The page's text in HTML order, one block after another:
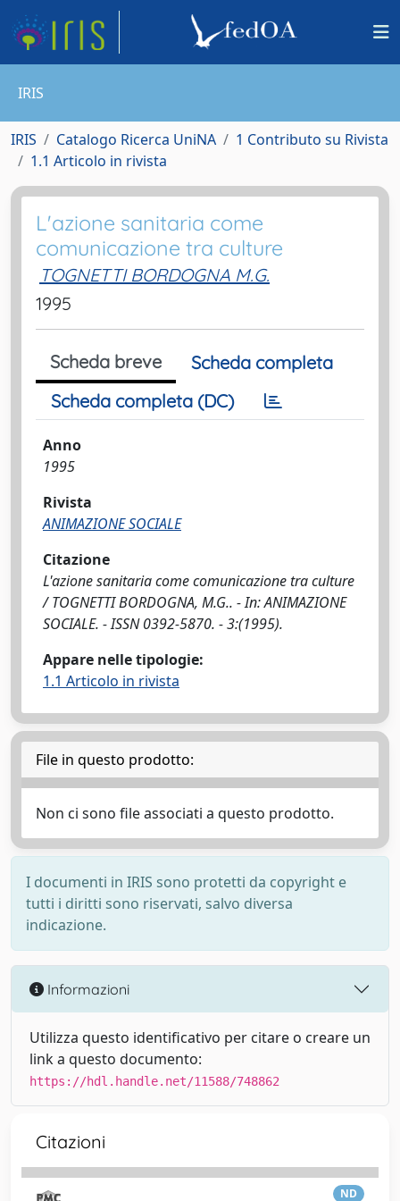
IRIS
IRIS Catalogo Ricerca UniNA
1 Contributo su Rivista
1.1 Articolo in rivista
L'azione sanitaria come
comunicazione tra culture
TOGNETTI BORDOGNA M.G.
1995
Scheda breve
Scheda completa
Scheda completa (DC)
Anno
1995
Rivista
ANIMAZIONE SOCIALE
Citazione
L'azione sanitaria come comunicazione tra culture
/ TOGNETTI BORDOGNA, M.G.. - In: ANIMAZIONE
SOCIALE. - ISSN 0392-5870. - 3:(1995).
Appare nelle tipologie:
1.1 Articolo in rivista
File in questo prodotto:
Non ci sono file associati a questo prodotto.
I documenti in IRIS sono protetti da copyright e
tutti i diritti sono riservati, salvo diversa
indicazione.
Informazioni
Utilizza questo identificativo per citare o creare un
link a questo documento:
https://hdl.handle.net/11588/748862
Citazioni
ND